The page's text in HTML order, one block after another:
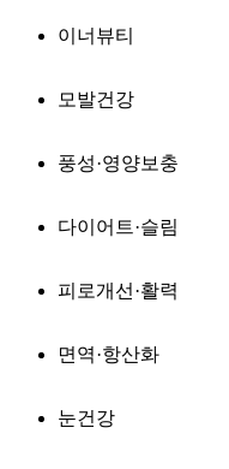
이너뷰티
모발건강
풍성·영양보충
다이어트·슬림
피로개선·활력
면역·항산화
눈건강